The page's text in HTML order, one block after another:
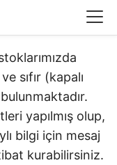
sıfır (kapalı
yapılmış olup,
bilgi için mesaj
kurabilirsiniz.